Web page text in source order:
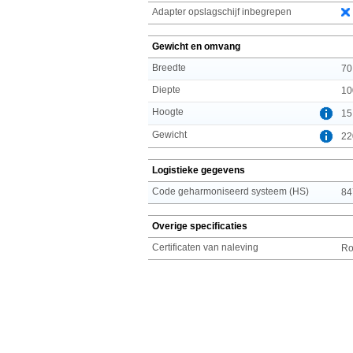
Adapter opslagschijf inbegrepen
Gewicht en omvang
Breedte
Diepte
Hoogte
Gewicht
Logistieke gegevens
Code geharmoniseerd systeem (HS)
Overige specificaties
Certificaten van naleving